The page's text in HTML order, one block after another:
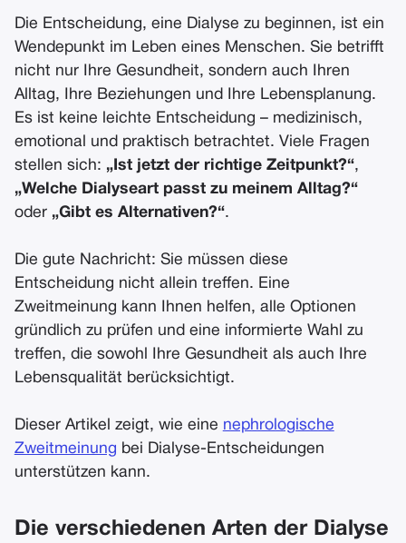
Die Entscheidung, eine Dialyse zu beginnen, ist ein
Wendepunkt im Leben eines Menschen. Sie betrifft
nicht nur Ihre Gesundheit, sondern auch Ihren
Alltag, Ihre Beziehungen und Ihre Lebensplanung.
Es ist keine leichte Entscheidung – medizinisch,
emotional und praktisch betrachtet. Viele Fragen
stellen sich: „Ist jetzt der richtige Zeitpunkt?“,
„Welche Dialyseart passt zu meinem Alltag?“
oder „Gibt es Alternativen?“.
Die gute Nachricht: Sie müssen diese
Entscheidung nicht allein treffen. Eine
Zweitmeinung kann Ihnen helfen, alle Optionen
gründlich zu prüfen und eine informierte Wahl zu
treffen, die sowohl Ihre Gesundheit als auch Ihre
Lebensqualität berücksichtigt.
Dieser Artikel zeigt, wie eine nephrologische
Zweitmeinung bei Dialyse-Entscheidungen
unterstützen kann.
Die verschiedenen Arten der Dialyse